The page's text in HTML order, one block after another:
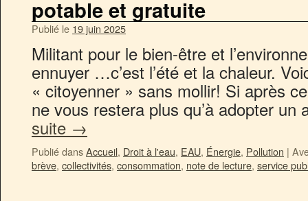
potable et gratuite
Publié le 19 juin 2025
Militant pour le bien-être et
ennuyer …c’est l’été et la chaleur.
« citoyenner » sans mollir! Si après
ne vous restera plus qu’à adopter
suite →
Publié dansAccueil, Droit à l'eau, EAU, Énergie, Pollution |
brève, collectivités, consommation, note de lecture, service